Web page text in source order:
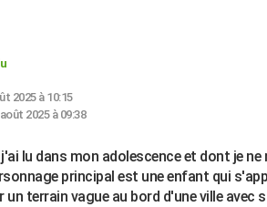
2025 à 10:15
2025 à 09:38
lu dans mon adolescence et dont je ne
principal est une enfant qui
un terrain vague au bord d'une ville avec